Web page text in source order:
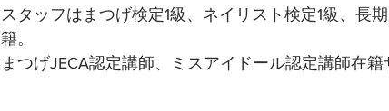
スタッフはまつげ検定1級、ネイリスト検定1級、長
籍。
まつげJECA認定講師、ミスアイドール認定講師在籍